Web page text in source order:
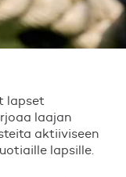
lapset
laajan
aktiiviseen
lapsille.